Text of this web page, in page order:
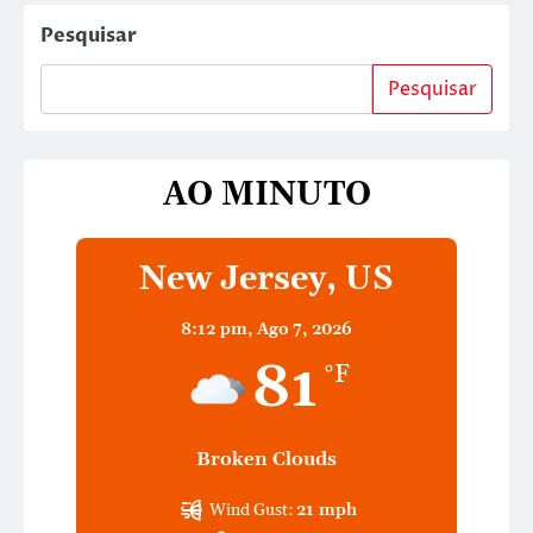
Pesquisar
Pesquisar
AO MINUTO
New Jersey, US
8:12 pm, Ago 7, 2026
81 °F
Broken Clouds
Wind Gust:21 mph